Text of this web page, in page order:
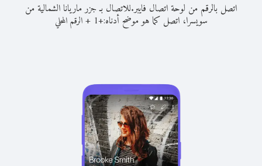
اتصل بالرقم من لوحة اتصال فايبر.للاتصال بـ جزر ماريانا الشمالية من
سويسرا، اتصل كما هو موضح أدناه:+
1
+الرقم المحلي